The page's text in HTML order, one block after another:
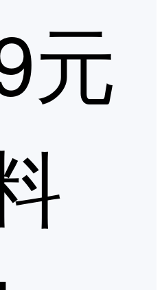
元